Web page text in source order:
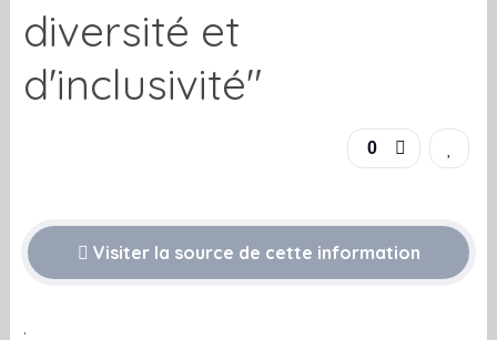
diversité et
d'inclusivité"
0
Visiter la source de cette information
.